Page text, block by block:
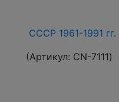
СССР 1961-1991
(Артикул: СN-7111)